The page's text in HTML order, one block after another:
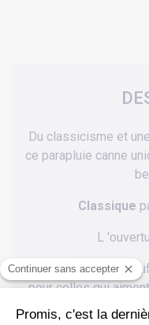
Du classicisme et
ce parapluie canne
Classique
L
Uniquepar son
pour celles qui
Un parapluie canne